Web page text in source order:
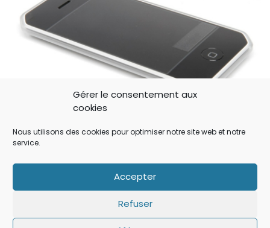
Gérer le consentement aux
cookies
Nous utilisons des cookies pour optimiser notre site web et notre
service.
Accepter
Refuser
Vous pouvez retrouver l’ensemble des images et
iPad with kickstand and other ‘highly confidential’
prototypes revealed in court documents